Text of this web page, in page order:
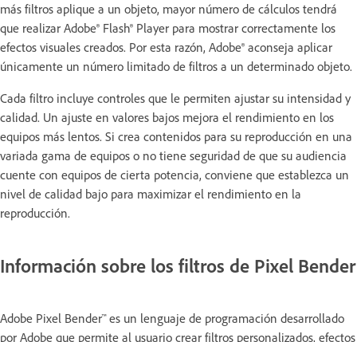
más filtros aplique a un objeto, mayor número de cálculos tendrá
que realizar Adobe® Flash® Player para mostrar correctamente los
efectos visuales creados. Por esta razón, Adobe® aconseja aplicar
únicamente un número limitado de filtros a un determinado objeto.
Cada filtro incluye controles que le permiten ajustar su intensidad y
calidad. Un ajuste en valores bajos mejora el rendimiento en los
equipos más lentos. Si crea contenidos para su reproducción en una
variada gama de equipos o no tiene seguridad de que su audiencia
cuente con equipos de cierta potencia, conviene que establezca un
nivel de calidad bajo para maximizar el rendimiento en la
reproducción.
Información sobre los filtros de Pixel Bender
Adobe Pixel Bender™ es un lenguaje de programación desarrollado
por Adobe que permite al usuario crear filtros personalizados, efectos